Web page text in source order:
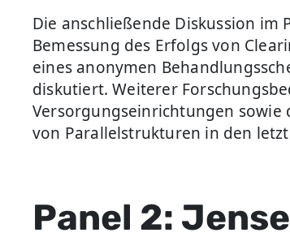
Die anschließende Diskussion
Bemessung des Erfolgs von
eines anonymen
diskutiert. Weiterer
Versorgungseinrichtungen sowie
von Parallelstrukturen in den
Panel 2: